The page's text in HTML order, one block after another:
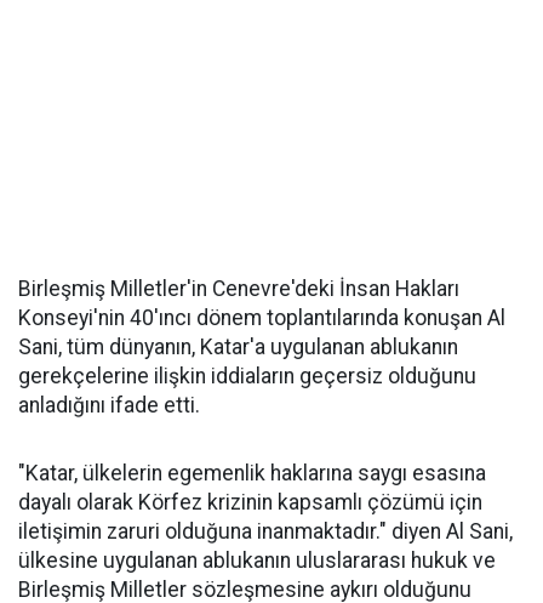
Birleşmiş Milletler'in Cenevre'deki İnsan Hakları
Konseyi'nin 40'ıncı dönem toplantılarında konuşan Al
Sani, tüm dünyanın, Katar'a uygulanan ablukanın
gerekçelerine ilişkin iddiaların geçersiz olduğunu
anladığını ifade etti.
"Katar, ülkelerin egemenlik haklarına saygı esasına
dayalı olarak Körfez krizinin kapsamlı çözümü için
iletişimin zaruri olduğuna inanmaktadır." diyen Al Sani,
ülkesine uygulanan ablukanın uluslararası hukuk ve
Birleşmiş Milletler sözleşmesine aykırı olduğunu